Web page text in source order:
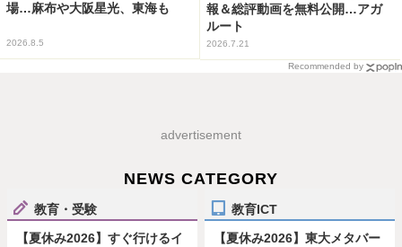
場…麻布や大阪星光、東海も
2026.8.5
報＆総評動画を無料公開…アガ
ルート
2026.7.21
Recommended by
advertisement
NEWS CATEGORY
教育・受験
【夏休み2026】すぐ行けるイ
教育ICT
【夏休み2026】東大メタバー